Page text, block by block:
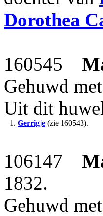
Dorothea
160545
Gehuwd met
Uit dit
1. Gerrigje (zie 160543).
106147
1832.
Gehuwd met